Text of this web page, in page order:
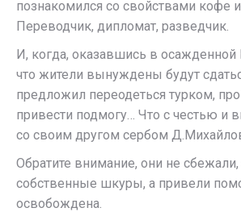
познакомился со свойствами кофе
Переводчик, дипломат, разведчик.
И, когда, оказавшись в осажденной
что жители вынуждены будут
предложил переодеться турком,
привести подмогу… Что с честью и
со своим другом сербом
Обратите внимание, они не сбежали,
собственные шкуры, а привели
освобождена.